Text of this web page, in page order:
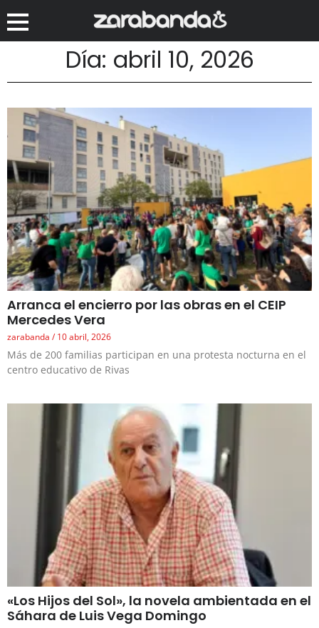
Día: abril 10, 2026
Arranca el encierro por las obras en el CEIP
Mercedes Vera
zarabanda 10 abril, 2026
Más de 200 familias participan en una protesta nocturna en el
centro educativo de Rivas
«Los Hijos del Sol», la novela ambientada en el
Sáhara de Luis Vega Domingo